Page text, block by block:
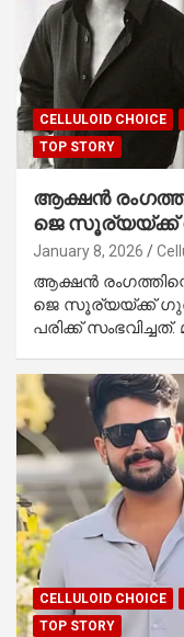
CELLULOID CHOICE
TOP STORY
ആക്ഷൻ
ജെ സൂര്യയ്ക്ക്
January 8, 2026
ആക്ഷൻ
ജെ സൂര്യയ്ക്ക്
പരിക്ക്
CELLULOID CHOICE
TOP STORY